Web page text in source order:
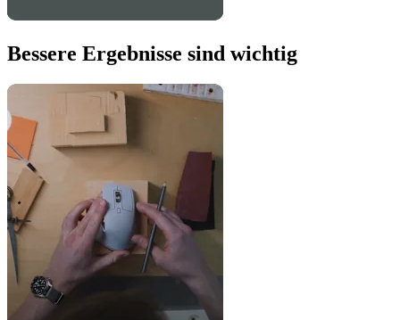
Bessere Ergebnisse sind wichtig